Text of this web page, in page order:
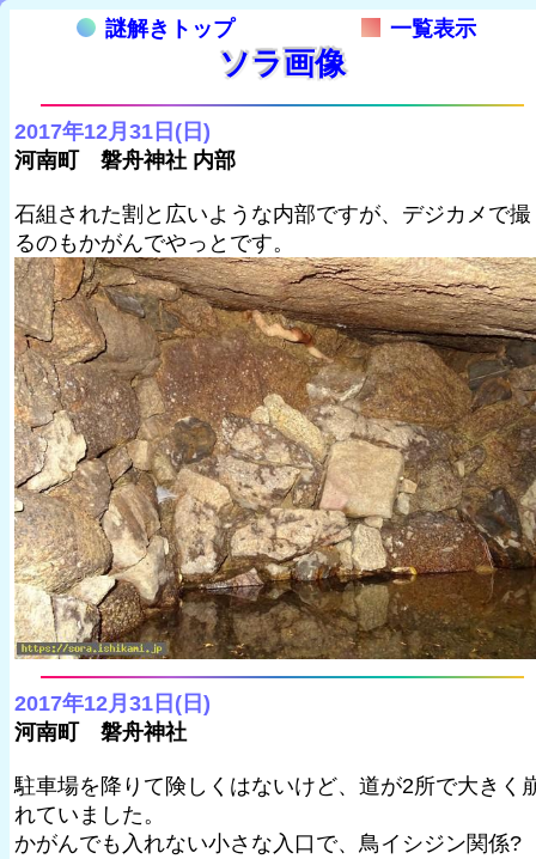
謎解きトップ 一覧表示
ソラ画像
2017年12月31日(日)
河南町 磐舟神社 内部
石組された割と広いような内部ですが、デジカメで撮
るのもかがんでやっとです。
2017年12月31日(日)
河南町 磐舟神社
駐車場を降りて険しくはないけど、道が2所で大きく
れていました。
かがんでも入れない小さな入口で、鳥イシジン関係?